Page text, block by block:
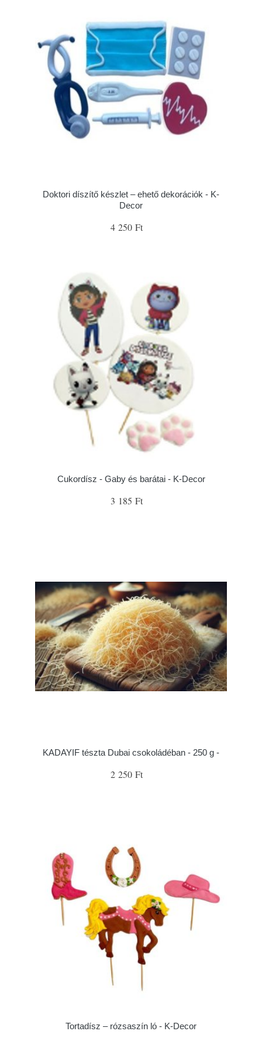
Doktori díszítő készlet – ehető dekorációk - K-
Decor
4 250 Ft
Cukordísz - Gaby és barátai - K-Decor
3 185 Ft
KADAYIF tészta Dubai csokoládéban - 250 g -
2 250 Ft
Tortadísz – rózsaszín ló - K-Decor